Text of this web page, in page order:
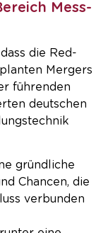
Mess-
die Red-
Mergers
führenden
deutschen
gründliche
Chancen, die
verbunden